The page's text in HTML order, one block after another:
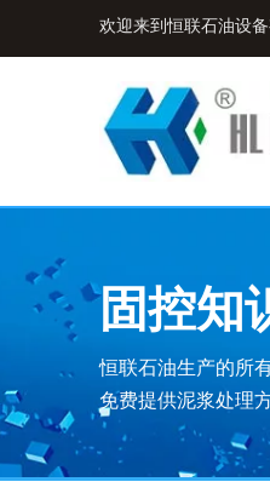
欢迎来到恒联石油设
固控知
恒联石油生产的所
免费提供泥浆处理